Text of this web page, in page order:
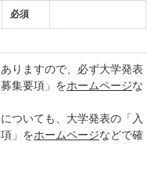
必須
りますので、必ず大学発表
集要項」をホームページな
ついても、大学発表の「入
」をホームページなどで確